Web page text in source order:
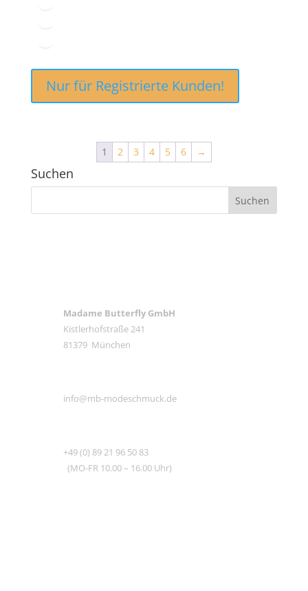
Nur für Registrierte Kunden!
1 2 3 4 5 6 →
Suchen
Madame Butterfly GmbH
Kistlerhofstraße 241
81379 München
info@mb-modeschmuck.de
+49 (0) 89 21 96 50 83
(MO-FR 10.00 – 16.00 Uhr)